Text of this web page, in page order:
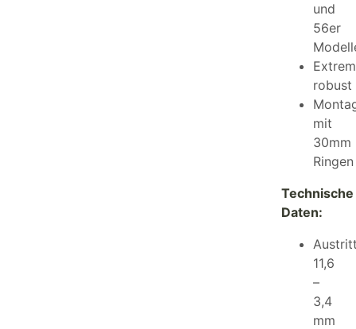
und
56er
Extrem
robust
mit
30mm
Ringen
Technische
Daten:
11,6
–
3,4
mm